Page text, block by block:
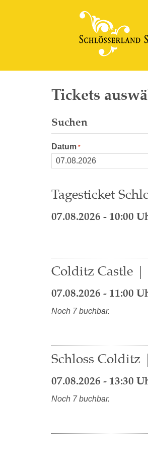
Tickets
Suchen
Datum
Tagesticket
07.08.2026 - 10:00
Colditz Castle |
07.08.2026 - 11:00
Noch 7 buchbar.
Schloss Colditz
07.08.2026 - 13:30
Noch 7 buchbar.